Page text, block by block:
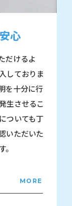
心
だけるよ
しておりま
を十分に行
生させるこ
ついても丁
いただいた